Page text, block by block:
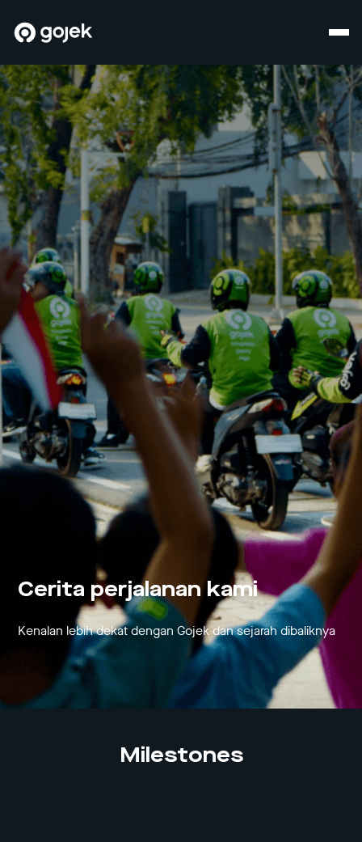
Cerita perjalanan kami
Kenalan lebih dekat dengan Gojek dan sejarah dibaliknya
Milestones